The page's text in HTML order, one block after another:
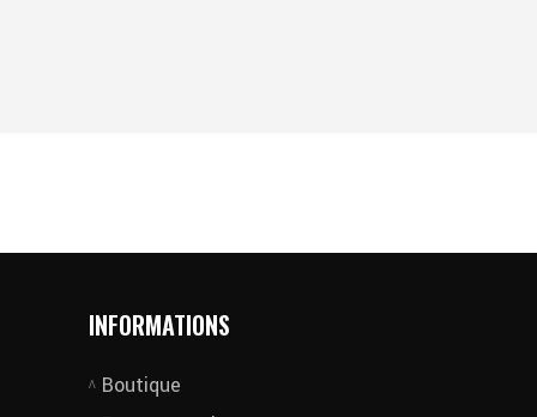
INFORMATIONS
Boutique